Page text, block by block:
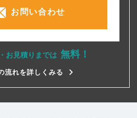
お問い合わせ
お見積りまでは 無料！
流れを詳しくみる